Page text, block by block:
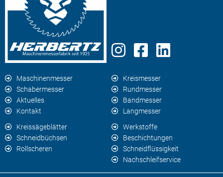
Maschinenmesser
Schabermesser
Aktuelles
Kontakt
Kreismesser
Rundmesser
Bandmesser
Langmesser
Kreissägeblätter
Schneidbüchsen
Rollscheren
Werkstoffe
Beschichtungen
Schneidflüssigkeit
Nachschleifservice